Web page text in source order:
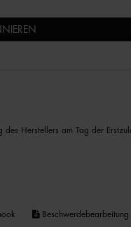
Herstellers am Tag der
Beschwerdebearbeitung